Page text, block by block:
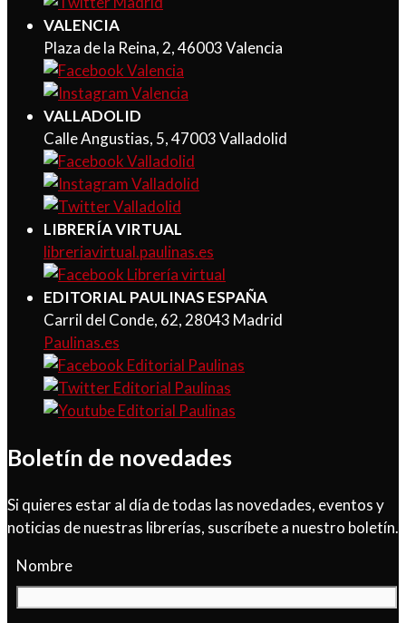
VALENCIA
Plaza de la Reina, 2, 46003 Valencia
VALLADOLID
Calle Angustias, 5, 47003 Valladolid
LIBRERÍA VIRTUAL
libreriavirtual.paulinas.es
EDITORIAL PAULINAS ESPAÑA
Carril del Conde, 62, 28043 Madrid
Paulinas.es
Boletín de novedades
Si quieres estar al día de todas las novedades, eventos y
noticias de nuestras librerías, suscríbete a nuestro boletín.
Nombre